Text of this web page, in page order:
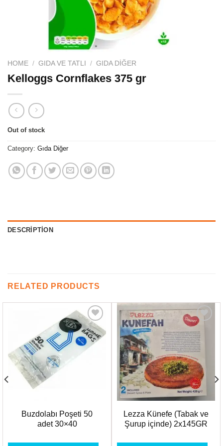
HOME / GIDA VE TATLI / GIDA DIĞER
Kelloggs Cornflakes 375 gr
Out of stock
Category: Gıda Diğer
DESCRIPTION
RELATED PRODUCTS
Favorilere
Ekle
Buzdolabı Poşeti 50
adet 30×40
Favorilere
Ekle
Lezza Künefe (Tabak ve
Şurup içinde) 2x145GR